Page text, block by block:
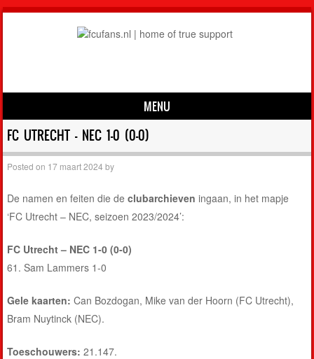
MENU
Skip to content
FC UTRECHT – NEC 1-0 (0-0)
Posted on 17 maart 2024 by
De namen en feiten die declubarchieven ingaan, in het mapje
‘FC Utrecht – NEC, seizoen 2023/2024’:
FC Utrecht – NEC 1-0 (0-0)
61. Sam Lammers 1-0
Gele kaarten: Can Bozdogan, Mike van der Hoorn (FC Utrecht),
Bram Nuytinck (NEC).
Toeschouwers: 21.147.